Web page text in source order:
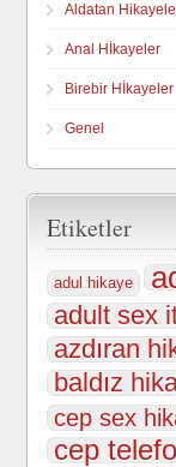
Aldatan
Anal Hİkayeler
Birebir Hİkayeler
Genel
Etiketler
adul hikaye
adult sex
azdıran
baldız
cep sex
cep